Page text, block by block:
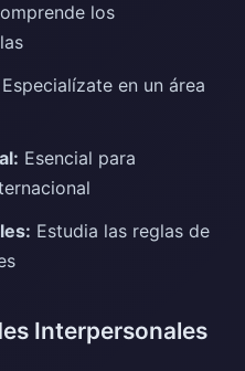
los
Especialízate en un área
Esencial para
Estudia las reglas de
Interpersonales